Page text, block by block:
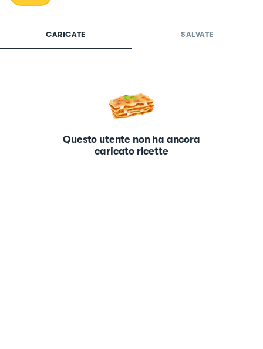
CARICATE SALVATE
Questo utente non ha ancora
caricato ricette